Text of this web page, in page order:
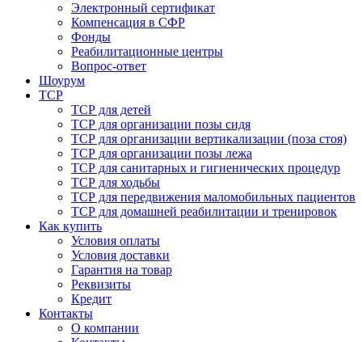
Электронный сертификат
Компенсация в СФР
Фонды
Реабилитационные центры
Вопрос-ответ
Шоурум
ТСР
ТСР для детей
ТСР для организации позы сидя
ТСР для организации вертикализации (поза стоя)
ТСР для организации позы лежа
ТСР для санитарных и гигиенических процедур
ТСР для ходьбы
ТСР для передвижения маломобильных пациентов
ТСР для домашней реабилитации и тренировок
Как купить
Условия оплаты
Условия доставки
Гарантия на товар
Реквизиты
Кредит
Контакты
О компании